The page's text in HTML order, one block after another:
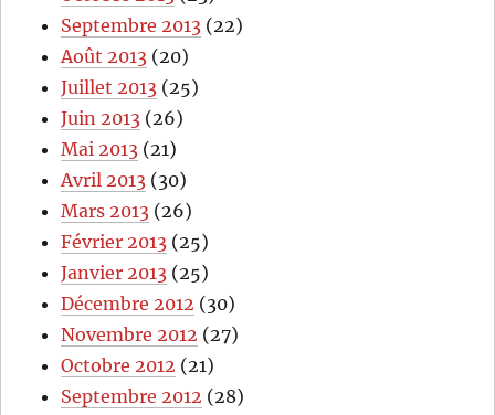
Septembre 2013 (22)
Août 2013 (20)
Juillet 2013 (25)
Juin 2013 (26)
Mai 2013 (21)
Avril 2013 (30)
Mars 2013 (26)
Février 2013 (25)
Janvier 2013 (25)
Décembre 2012 (30)
Novembre 2012 (27)
Octobre 2012 (21)
Septembre 2012 (28)